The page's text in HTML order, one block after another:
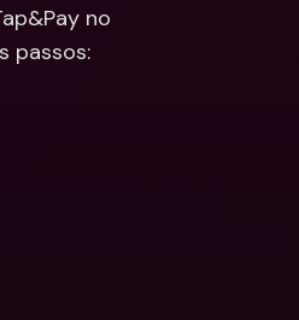
no
passos: